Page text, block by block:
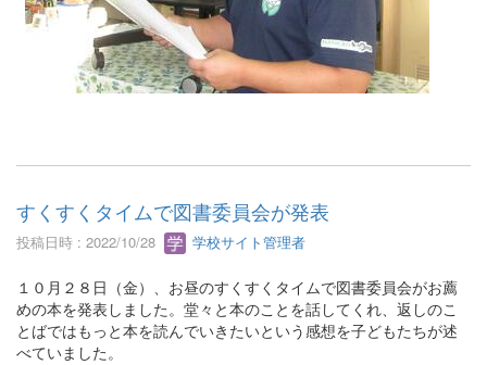
すくすくタイムで図書委員会が発表
投稿日時 : 2022/10/28 学校サイト管理者
１０月２８日（金）、お昼のすくすくタイムで図書委員会がお薦
めの本を発表しました。堂々と本のことを話してくれ、返しのこ
とばではもっと本を読んでいきたいという感想を子どもたちが述
べていました。